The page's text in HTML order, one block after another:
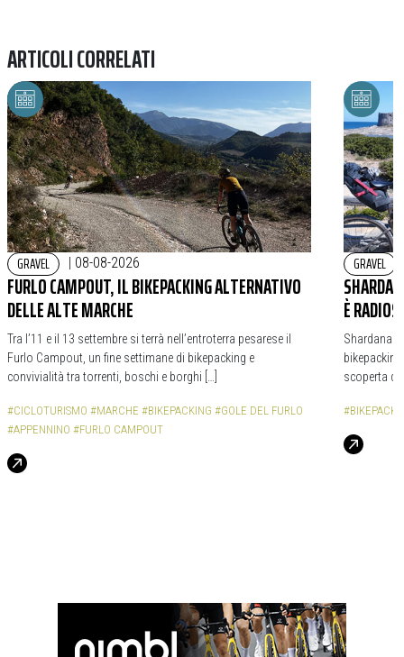
ARTICOLI CORRELATI
GRAVEL | 08-08-2026
FURLO CAMPOUT, IL BIKEPACKING ALTERNATIVO
DELLE ALTE MARCHE
Tra l’11 e il 13 settembre si terrà nell’entroterra pesarese il
Furlo Campout, un fine settimane di bikepacking e
convivialità tra torrenti, boschi e borghi […]
#CICLOTURISMO #MARCHE #BIKEPACKING #GOLE DEL FURLO
#APPENNINO #FURLO CAMPOUT
GRAVEL
È
Shardana
scoperta